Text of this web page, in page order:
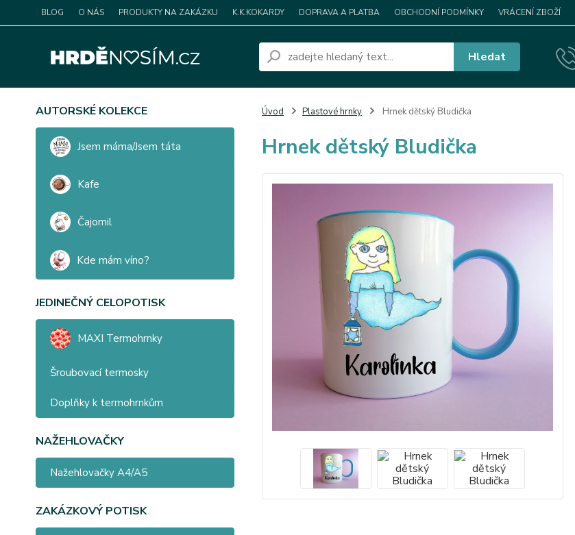
BLOG O NÁS PRODUKTY NA ZAKÁZKU K.K.KOKARDY DOPRAVA A PLATBA OBCHODNÍ PODMÍNKY VRÁCENÍ ZBOŽÍ
Hledat
AUTORSKÉ KOLEKCE
Jsem máma/Jsem táta
Kafe
Čajomil
Kde mám víno?
JEDINEČNÝ CELOPOTISK
MAXI Termohrnky
Šroubovací termosky
Doplňky k termohrnkům
NAŽEHLOVAČKY
Nažehlovačky A4/A5
ZAKÁZKOVÝ POTISK
Úvod Plastové hrnky Hrnek dětský Bludička
Hrnek dětský Bludička